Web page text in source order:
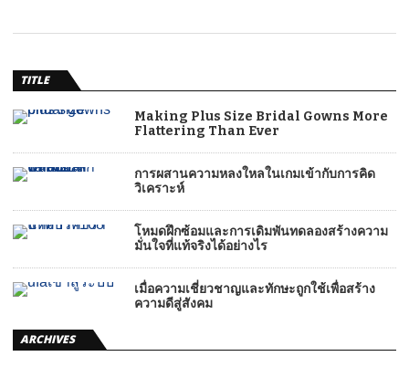
TITLE
Making Plus Size Bridal Gowns More
Flattering Than Ever
การผสานความหลงใหลในเกมเข้ากับการคิด
วิเคราะห์
โหมดฝึกซ้อมและการเดิมพันทดลองสร้างความ
มั่นใจที่แท้จริงได้อย่างไร
เมื่อความเชี่ยวชาญและทักษะถูกใช้เพื่อสร้าง
ความดีสู่สังคม
ARCHIVES